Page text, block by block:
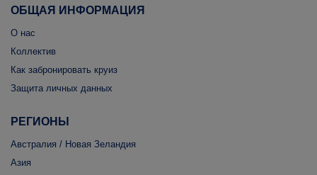
ОБЩАЯ ИНФОРМАЦИЯ
О нас
Коллектив
Как забронировать круиз
Защита личных данных
РЕГИОНЫ
Австралия / Новая Зеландия
Азия